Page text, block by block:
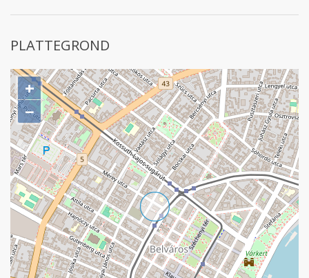
PLATTEGROND
+
−